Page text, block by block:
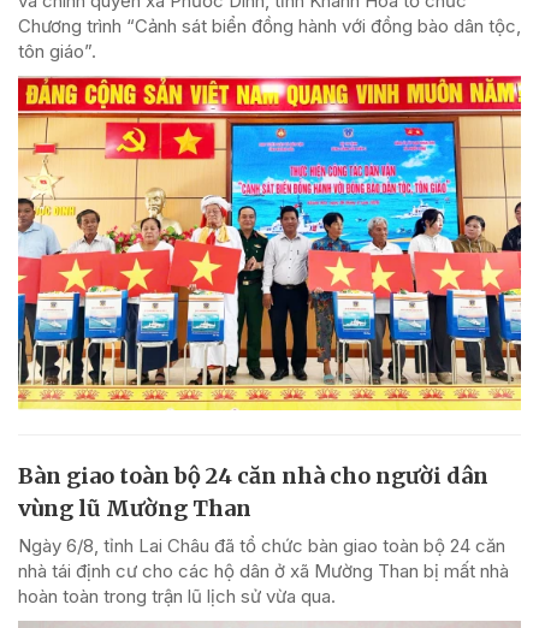
Chương trình “Cảnh sát biển đồng hành với đồng bào dân tộc,
tôn giáo”.
Bàn giao toàn bộ 24 căn nhà cho người dân
vùng lũ Mường Than
Ngày 6/8, tỉnh Lai Châu đã tổ chức bàn giao toàn bộ 24 căn
nhà tái định cư cho các hộ dân ở xã Mường Than bị mất nhà
hoàn toàn trong trận lũ lịch sử vừa qua.